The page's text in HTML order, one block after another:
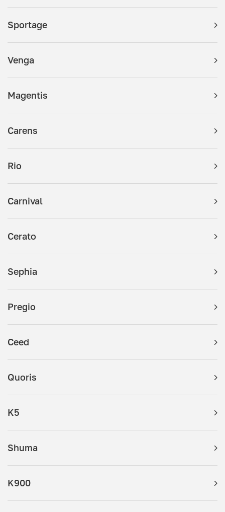
Sportage
Venga
Magentis
Carens
Rio
Carnival
Cerato
Sephia
Pregio
Ceed
Quoris
K5
Shuma
K900